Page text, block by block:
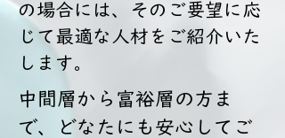
の場合には、そのご要望に応
じて最適な人材をご紹介いた
します。
中間層から富裕層の方ま
で、どなたにも安心してご